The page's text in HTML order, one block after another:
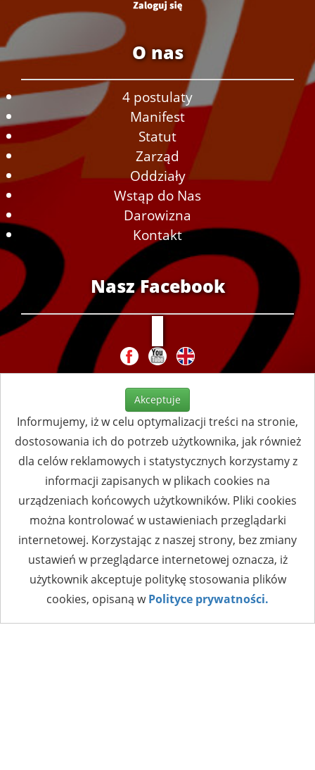
O nas
4 postulaty
Manifest
Statut
Zarząd
Oddziały
Wstąp do Nas
Darowizna
Kontakt
Nasz Facebook
Akceptuje
Informujemy, iż w celu optymalizacji treści na stronie,
dostosowania ich do potrzeb użytkownika, jak również
dla celów reklamowych i statystycznych korzystamy z
informacji zapisanych w plikach cookies na
urządzeniach końcowych użytkowników. Pliki cookies
można kontrolować w ustawieniach przeglądarki
internetowej. Korzystając z naszej strony, bez zmiany
ustawień w przeglądarce internetowej oznacza, iż
użytkownik akceptuje politykę stosowania plików
cookies, opisaną wPolityce prywatności.